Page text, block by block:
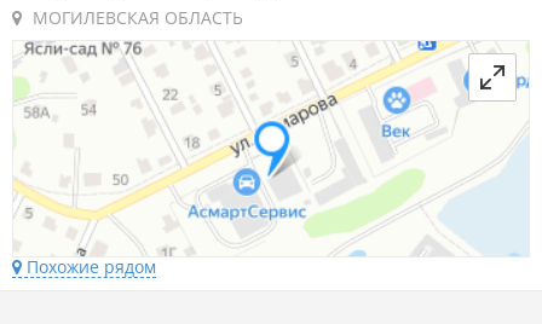
МОГИЛЕВСКАЯ ОБЛАСТЬ
Похожие рядом